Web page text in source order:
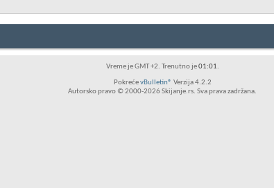
Vreme je GMT +2. Trenutno je01:01.
PokrećevBulletin® Verzija 4.2.2
Autorsko pravo © 2000-2026 Skijanje.rs. Sva prava zadržana.